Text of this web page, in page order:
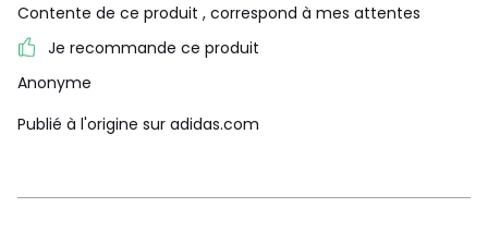
Contente de ce produit , correspond à mes attentes
Je recommande ce produit
Anonyme
Publié à l'origine sur adidas.com